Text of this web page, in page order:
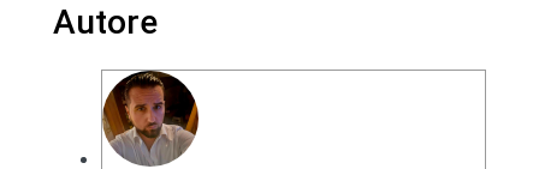
Autore